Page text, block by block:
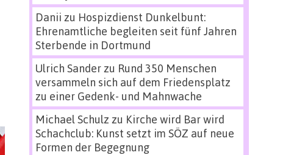
Danii zu Hospizdienst Dunkelbunt:
Ehrenamtliche begleiten seit fünf Jahren
Sterbende in Dortmund
Ulrich Sanderzu Rund 350 Menschen
versammeln sich auf dem Friedensplatz
zu einer Gedenk- und Mahnwache
Michael Schulz zu Kirche wird Bar wird
Schachclub: Kunst setzt im SÖZ auf neue
Formen der Begegnung